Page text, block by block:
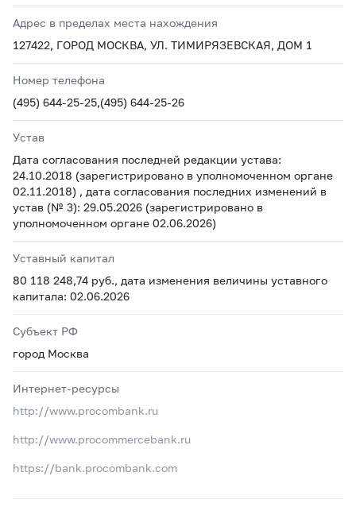
Адрес в пределах места нахождения
127422, ГОРОД МОСКВА, УЛ. ТИМИРЯЗЕВСКАЯ, ДОМ 1
Номер телефона
(495) 644-25-25,(495) 644-25-26
Устав
Дата согласования последней редакции устава:
24.10.2018 (зарегистрировано в уполномоченном органе
02.11.2018) , дата согласования последних изменений в
устав (№ 3): 29.05.2026 (зарегистрировано в
уполномоченном органе 02.06.2026)
Уставный капитал
80 118 248,74 руб., дата изменения величины уставного
капитала: 02.06.2026
Субъект РФ
город Москва
Интернет-ресурсы
http://www.procombank.ru
http://www.procommercebank.ru
https://bank.procombank.com